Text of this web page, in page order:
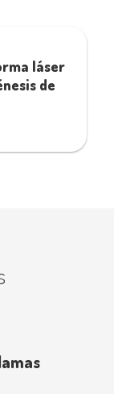
láser
de